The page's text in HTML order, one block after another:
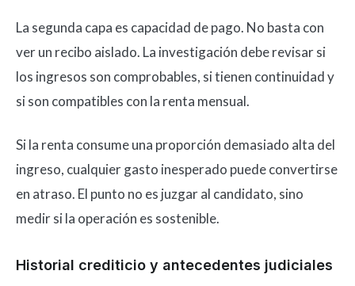
La segunda capa es capacidad de pago. No basta con
ver un recibo aislado. La investigación debe revisar si
los ingresos son comprobables, si tienen continuidad y
si son compatibles con la renta mensual.
Si la renta consume una proporción demasiado alta del
ingreso, cualquier gasto inesperado puede convertirse
en atraso. El punto no es juzgar al candidato, sino
medir si la operación es sostenible.
Historial crediticio y antecedentes judiciales